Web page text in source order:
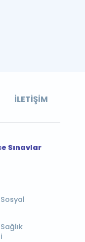
İLETIŞIM
Sınavlar
Sosyal